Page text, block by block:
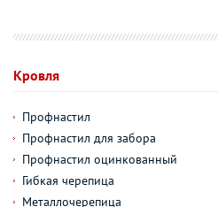
Кровля
Профнастил
Профнастил для забора
Профнастил оцинкованный
Гибкая черепица
Металлочерепица